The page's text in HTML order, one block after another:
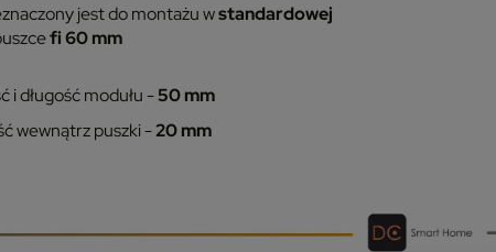
jest do montażu wstandardowej
fi 60 mm
i długość modułu -50 mm
wewnątrz puszki -20 mm